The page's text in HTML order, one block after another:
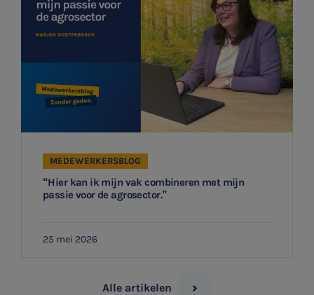
“Hier kan ik mijn vak combineren met mijn
passie voor de agrosector.”
MEDEWERKERSBLOG
25 mei 2026
Alle artikelen